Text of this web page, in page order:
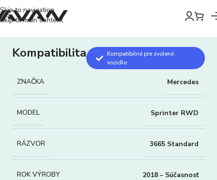
Skip to navigation
Skip to main content
Kompatibilita
Kompatibilné pre zvolené
vozidlo
ZNAČKA Mercedes
MODEL Sprinter RWD
RÁZVOR 3665 Standard
ROK VÝROBY 2018 – Súčasnosť